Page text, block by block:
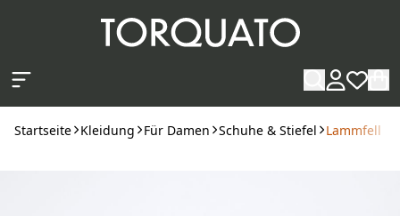
Startseite Kleidung Für Damen Schuhe & Stiefel Lammfell